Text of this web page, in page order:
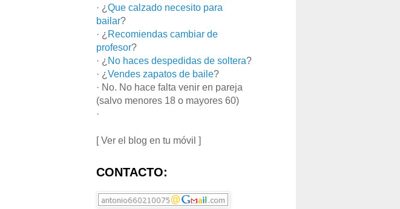
· ¿ Que calzado necesito para
bailar?
· ¿ Recomiendas cambiar de
profesor?
· ¿ No haces despedidas de soltera?
· ¿ Vendes zapatos de baile?
· No. No hace falta venir en pareja
(salvo menores 18 o mayores 60)
·
[ Ver el blog en tu móvil ]
CONTACTO: